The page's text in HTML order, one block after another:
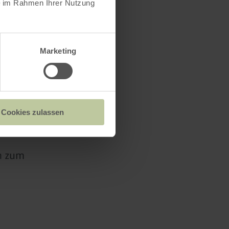
Rahmen Ihrer Nutzung
Marketing
Cookies zulassen
eine